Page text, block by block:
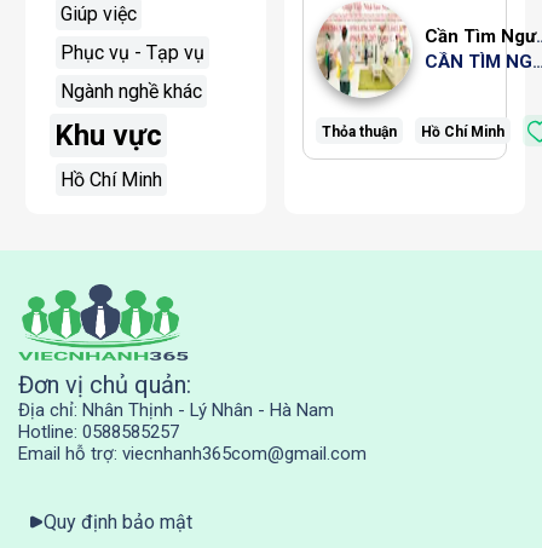
Giúp việc
Phục vụ - Tạp vụ
Ngành nghề khác
Khu vực
Hồ Chí Minh
Cần Tìm Người Chăm
CẦN TÌM NGƯỜI GIÚP VIỆC GỌI CHỊ THẢO
Thỏa thuận Hồ Chí Minh
Đơn vị chủ quản:
Địa chỉ: Nhân Thịnh - Lý Nhân - Hà Nam
Hotline: 0588585257
Email hỗ trợ: viecnhanh365com@gmail.com
Quy định bảo mật